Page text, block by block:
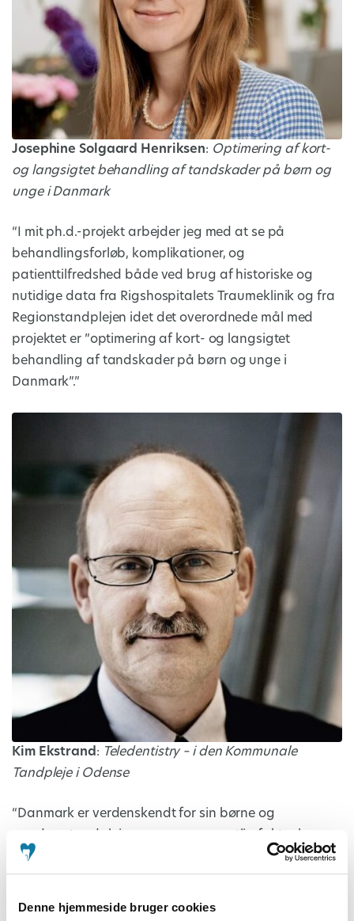
Denne hjemmeside bruger cookies
Josephine Solgaard Henriksen: Optimering af kort-
og langsigtet behandling af tandskader på børn og
unge i Danmark
“I mit ph.d.-projekt arbejder jeg med at se på
behandlingsforløb, komplikationer, og
patienttilfredshed både ved brug af historiske og
nutidige data fra Rigshospitalets Traumeklinik og fra
Regionstandplejen idet det overordnede mål med
projektet er ”optimering af kort- og langsigtet
behandling af tandskader på børn og unge i
Danmark”.”
Kim Ekstrand : Teledentistry – i den Kommunale
Tandpleje i Odense
“Danmark er verdenskendt for sin børne og
ved det faktum, at børn og unge i Danmark vel nok
har den laveste forekomst af caries og følgetilstande